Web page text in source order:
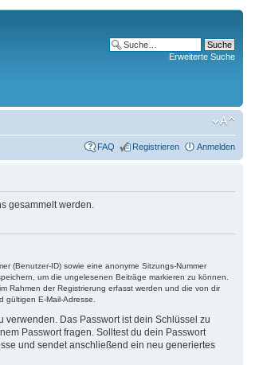
Erweiterte Suche
FAQ Registrieren Anmelden
gesammelt werden.
(Benutzer-ID) sowie eine anonyme Sitzungs-Nummer
um die ungelesenen Beiträge markieren zu können.
Rahmen der Registrierung erfasst werden und die von dir
gültigen E-Mail-Adresse.
Das Passwort ist dein Schlüssel zu
Passwort fragen. Solltest du dein Passwort
und sendet anschließend ein neu generiertes